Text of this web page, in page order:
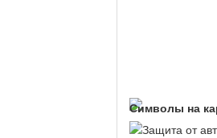
Символы на